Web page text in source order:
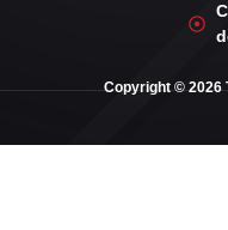
Copyright © 2026